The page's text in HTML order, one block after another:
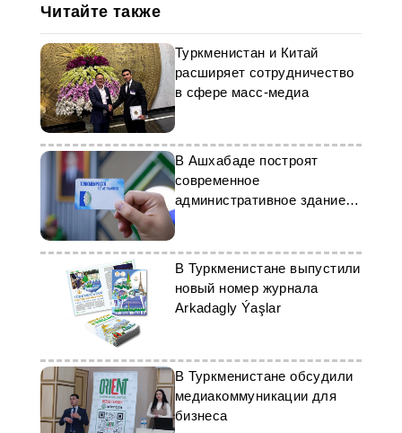
Читайте также
Туркменистан и Китай
расширяет сотрудничество
в сфере масс-медиа
В Ашхабаде построят
современное
административное здание
«Туркменпочты»
В Туркменистане выпустили
новый номер журнала
Arkadagly Ýaşlar
В Туркменистане обсудили
медиакоммуникации для
бизнеса